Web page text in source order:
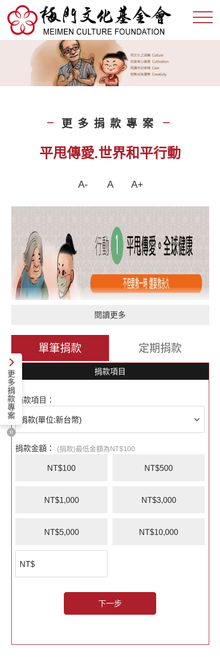
| 更多捐款專案 |
平甩傳愛.世界和平行動
A- A A+
閱讀更多
單筆捐款 定期捐款
捐款項目
捐款項目：
捐款金額： (捐款)最低金額為NT$100
NT$100 NT$500
NT$1,000 NT$3,000
NT$5,000 NT$10,000
下一步
更
多
捐
款
專
案